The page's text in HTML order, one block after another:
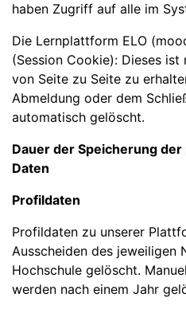
haben Zugriff auf alle im
Die Lernplattform ELO
(Session Cookie): Dieses
von Seite zu Seite zu
Abmeldung oder dem
automatisch gelöscht.
Dauer der Speicherung
Daten
Profildaten
Profildaten zu unserer
Ausscheiden des jeweiligen
Hochschule gelöscht.
werden nach einem Jahr